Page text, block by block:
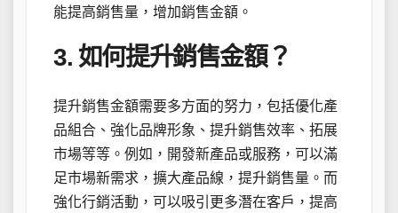
能提高銷售量，增加銷售金額。
3. 如何提升銷售金額？
提升銷售金額需要多方面的努力，包括優化產
品組合、強化品牌形象、提升銷售效率、拓展
市場等等。例如，開發新產品或服務，可以滿
足市場新需求，擴大產品線，提升銷售量。而
強化行銷活動，可以吸引更多潛在客戶，提高